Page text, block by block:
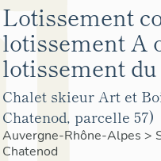
Lotissement
lotissement A
lotissement
Chalet skieur Art et
Chatenod, parcelle 57)
Auvergne-Rhône-Alpes >
Chatenod